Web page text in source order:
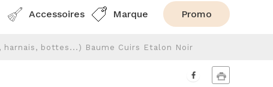
Accessoires Marque Promo
bottes...) Baume Cuirs Etalon Noir